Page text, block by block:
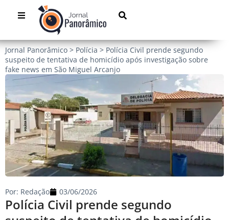
Jornal Panorâmico > Polícia > Polícia Civil prende segundo
suspeito de tentativa de homicídio após investigação sobre
fake news em São Miguel Arcanjo
Polícia Civil prende segundo
Por: Redação 03/06/2026